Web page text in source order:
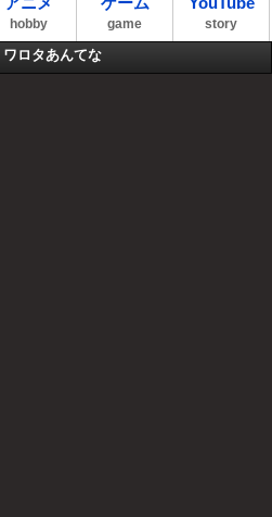
hobby game story
ワロタあんてな